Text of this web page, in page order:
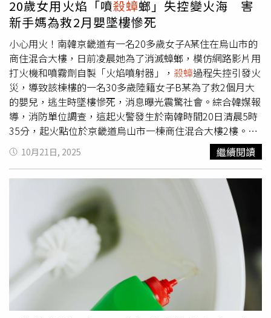
車馬費150元、1小時抓到飽300元。抓蟑螂服務人員方小
姐：「一個妹妹就是訊息我說她現在剛好看到浴室有蟑螂
，她很害怕，幫她翻一下，找了一下，之後我就幫她把蟑螂
殺死帶走。」許多人願意花錢請人幫忙殺蟑 螂。媒合工作抓
蟑螂，網路一上架討論度爆表，台中、板橋各地都有提出需
求。怕蟑螂找代打成為新興服務，這抓蟑螂經濟學也意外成
為話題。 更多三立新聞網報導． 咖啡廳講話「吵到讀
書」！女客收紙條要求安靜 氣炸：這不是圖書館． 全台
暴雨下不停！機車族狂推「2牌雨衣」：快乾、穿10年不
壞． 被80歲阿北叫阿姨！早餐店「氣到貼公告」 客人看
內容笑翻
20歲女用火焰「噴殺蟑螂」失控變火海 害
新手媽為救2月嬰墜樓慘死
小心用火！南韓京畿道有一名20多歲女子A某住在烏山市的
商住混合大樓，日前凌晨她為了消滅蟑螂，模仿網路影片用
打火機和噴霧劑自製「火焰噴射器」， 殺蟑過程失控引發火
災，導致該棟樓的一名30多歲陸籍女子B某為了救2個月大
的嬰兒，逃生時墜樓慘死，消息曝光震驚社會。綜合韓媒報
導，消防單位調查，這起火警發生於南韓時間20日清晨5時
35分，起火點位於京畿道烏山市一棟商住混合大樓2樓。住
戶是20多歲的A女，她原本用自製火焰槍燒蟑螂，但火焰意
外點燃床鋪及垃圾堆，火勢迅速蔓延。A女一度嘗試自行滅
火，但火勢無法控制，最後報警求助。即便警方趕抵後緊急
滅火，但整起火災導致大樓內9人緊急逃生，其中8人受傷、
1人死亡。罹難者為居住在5樓的30多歲陸籍女子B某，事發
當下，她與丈夫抱著僅出生2個月大的嬰兒準備從窗戶逃往
隔壁建築，鄰居也打開窗戶協助接應；豈料，丈夫與孩子順
利脫險後，B女在爬窗時不慎失足，當場墜樓重傷，送醫搶
救不治。轄區警方指出，火勢導致大量濃煙阻斷樓梯通道，
B女夫婦只能選擇從窗戶逃生。目前已確認B女丈夫與嬰兒
成功轉移到鄰棟，但因悲痛過度，警方暫未能取得其詳細證
詞。據了解，B女產後剛恢復健康，丈夫則在附近餐廳工
10月21日, 2025 繼續閱讀